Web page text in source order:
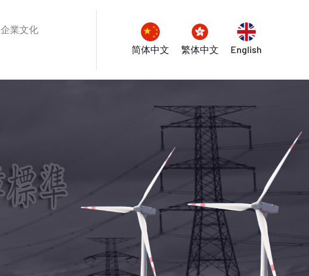
企業文化
简体中文
繁体中文 English